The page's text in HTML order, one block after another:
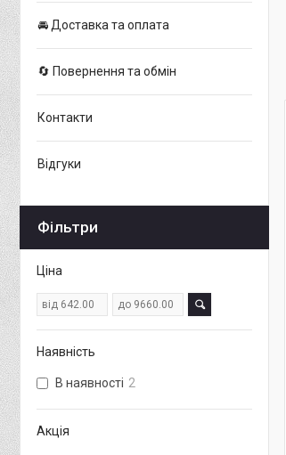
🚘 Доставка та оплата
🔄 Повернення та обмін
Контакти
Відгуки
Фільтри
Ціна
Наявність
В наявності 2
Акція